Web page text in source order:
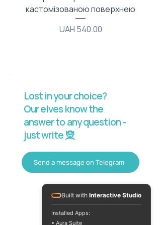
кастомізованою поверхнею
Price
UAH 540.00
Lost in your choice?
Our elves know the
answer to any question -
just write 🧝
Send a message on Telegram
Built with Interactive Studio
Installed Apps:
• Aura Suite